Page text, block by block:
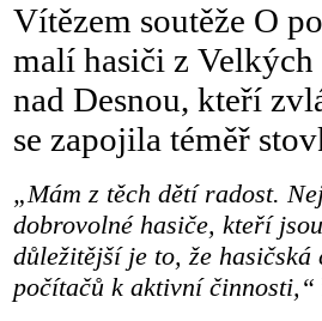
Vítězem soutěže O
malí hasiči z
nad Desnou, kteří
se zapojila téměř
„Mám z těch dětí radost.
dobrovolné hasiče, kteří
důležitější je to, že hasičská
počítačů k aktivní činnosti,“